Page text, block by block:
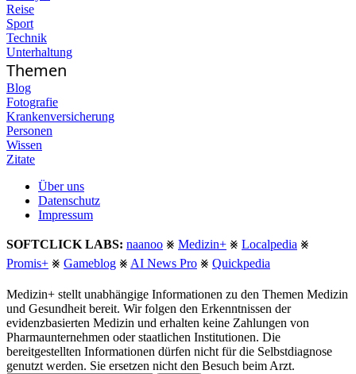
Reise
Sport
Technik
Unterhaltung
Themen
Blog
Fotografie
Krankenversicherung
Personen
Wissen
Zitate
Über uns
Datenschutz
Impressum
SOFTCLICK LABS: naanoo ⨳ Medizin+ ⨳ Localpedia ⨳
Promis+ ⨳ Gameblog ⨳ AI News Pro ⨳ Quickpedia
Medizin+ stellt unabhängige Informationen zu den Themen Medizin
und Gesundheit bereit. Wir folgen den Erkenntnissen der
evidenzbasierten Medizin und erhalten keine Zahlungen von
Pharmaunternehmen oder staatlichen Institutionen. Die
bereitgestellten Informationen dürfen nicht für die Selbstdiagnose
genutzt werden. Sie ersetzen nicht den Besuch beim Arzt.